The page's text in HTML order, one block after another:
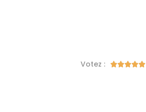
Votez : 